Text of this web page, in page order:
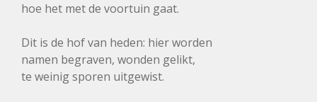
hoe het met de voortuin gaat.
Dit is de hof van heden: hier worden
namen begraven, wonden gelikt,
te weinig sporen uitgewist.